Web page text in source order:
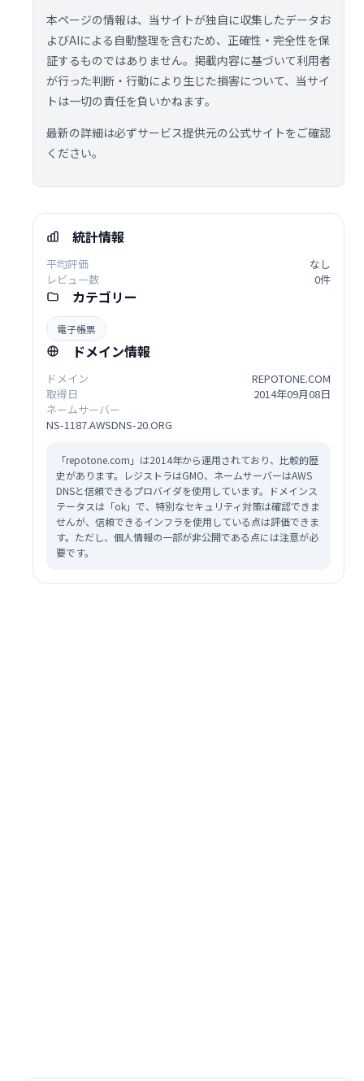
本ページの情報は、当サイトが独自に収集したデータお
よびAIによる自動整理を含むため、正確性・完全性を保
証するものではありません。掲載内容に基づいて利用者
が行った判断・行動により生じた損害について、当サイ
トは一切の責任を負いかねます。
最新の詳細は必ずサービス提供元の公式サイトをご確認
ください。
統計情報
平均評価
なし
レビュー数
0件
カテゴリー
電子帳票
ドメイン情報
ドメイン
REPOTONE.COM
取得日
2014年09月08日
ネームサーバー
NS-1187.AWSDNS-20.ORG
「repotone.com」は2014年から運用されており、比較的歴
史があります。レジストラはGMO、ネームサーバーはAWS
DNSと信頼できるプロバイダを使用しています。ドメインス
テータスは「ok」で、特別なセキュリティ対策は確認できま
せんが、信頼できるインフラを使用している点は評価できま
す。ただし、個人情報の一部が非公開である点には注意が必
要です。